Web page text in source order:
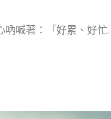
喊著：「好累、好